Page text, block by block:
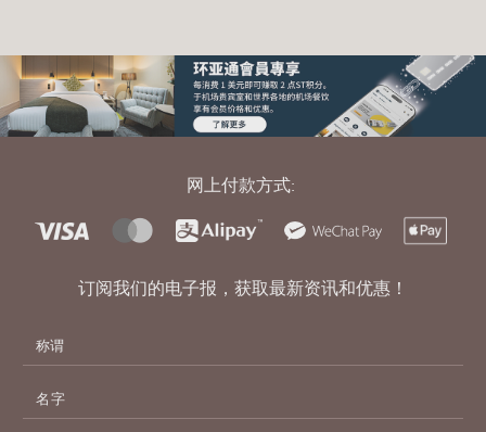
网上付款方式:
订阅我们的电子报，获取最新资讯和优惠！